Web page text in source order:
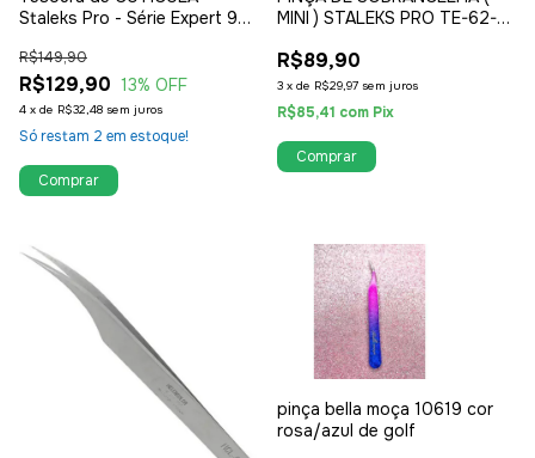
Staleks Pro - Série Expert 90
R$129,90
R$149,90
13% OFF
4 x de R$32,48 sem juros
Só restam 2 em estoque!
MINI ) STALEKS PRO TE-62-4
R$89,90
3 x de R$29,97 sem juros
R$85,41 com Pix
pinça bella moça 10619 cor
rosa/azul de golf